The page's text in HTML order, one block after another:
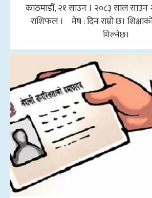
काठमाडौँ, २१ साउन । २०८३ साल साउन
राशिफल । मेष : दिन राम्रो छ।
मिल्नेछ।